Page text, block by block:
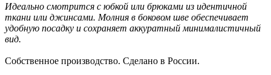
Идеально смотрится с юбкой или брюками из идентичной
ткани или джинсами. Молния в боковом шве обеспечивает
удобную посадку и сохраняет аккуратный минималистичный
вид.
Собственное производство. Сделано в России.